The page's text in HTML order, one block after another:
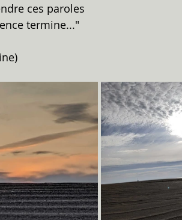
ces paroles
termine..."